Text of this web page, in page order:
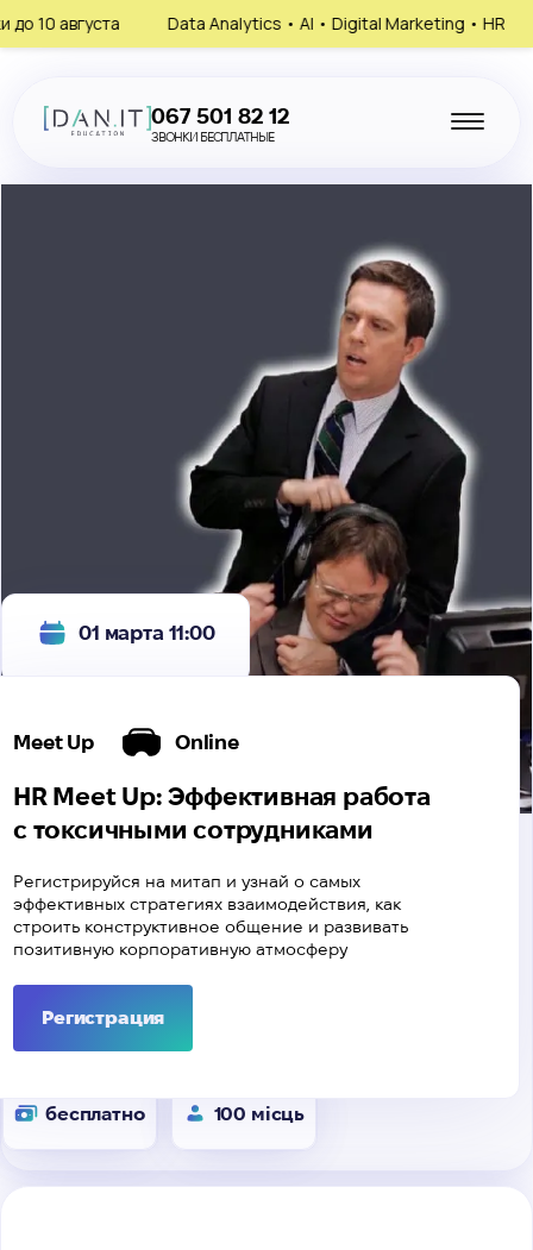
Data Analytics • AI • Digital Marketing • HR
067 501 82 12
ЗВОНКИ БЕСПЛАТНЫЕ
Meet Up Online
HR Meet Up: Эффективная работа
с токсичными сотрудниками
Регистрируйся на митап и узнай о самых
эффективных стратегиях взаимодействия, как
строить конструктивное общение и развивать
позитивную корпоративную атмосферу
Регистрация
бесплатно 100 місць
01 марта 11:00